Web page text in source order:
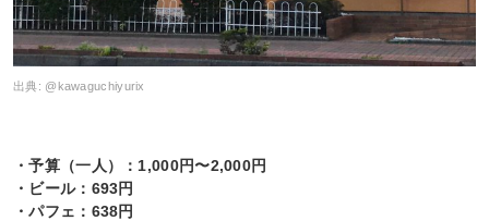
出典: @kawaguchiyurix
・予算（一人）：1,000円〜2,000円
・ビール：693円
・パフェ：638円